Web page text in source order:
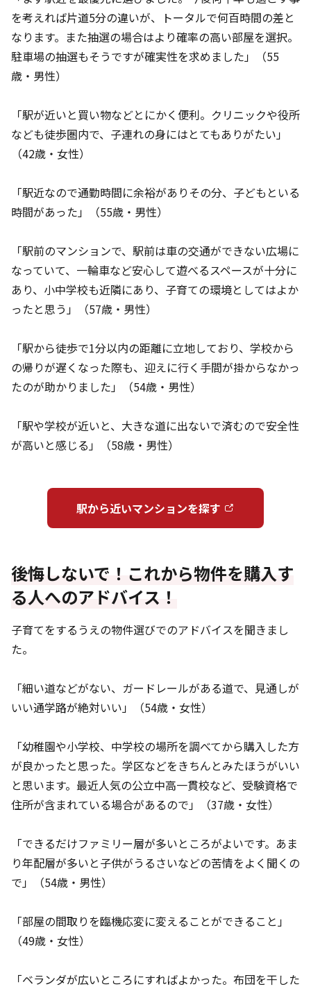
を考えれば片道5分の違いが、トータルで何百時間の差と
なります。また抽選の場合はより確率の高い部屋を選択。
駐車場の抽選もそうですが確実性を求めました」（55
歳・男性）
「駅が近いと買い物などとにかく便利。クリニックや役所
なども徒歩圏内で、子連れの身にはとてもありがたい」
（42歳・女性）
「駅近なので通勤時間に余裕がありその分、子どもといる
時間があった」（55歳・男性）
「駅前のマンションで、駅前は車の交通ができない広場に
なっていて、一輪車など安心して遊べるスペースが十分に
あり、小中学校も近隣にあり、子育ての環境としてはよか
ったと思う」（57歳・男性）
「駅から徒歩で1分以内の距離に立地しており、学校から
の帰りが遅くなった際も、迎えに行く手間が掛からなかっ
たのが助かりました」（54歳・男性）
「駅や学校が近いと、大きな道に出ないで済むので安全性
が高いと感じる」（58歳・男性）
駅から近いマンションを探す
後悔しないで！これから物件を購入す
る人へのアドバイス！
子育てをするうえの物件選びでのアドバイスを聞きまし
た。
「細い道などがない、ガードレールがある道で、見通しが
いい通学路が絶対いい」（54歳・女性）
「幼稚園や小学校、中学校の場所を調べてから購入した方
が良かったと思った。学区などをきちんとみたほうがいい
と思います。最近人気の公立中高一貫校など、受験資格で
住所が含まれている場合があるので」（37歳・女性）
「できるだけファミリー層が多いところがよいです。あま
り年配層が多いと子供がうるさいなどの苦情をよく聞くの
で」（54歳・男性）
「部屋の間取りを臨機応変に変えることができること」
（49歳・女性）
「ベランダが広いところにすればよかった。布団を干した